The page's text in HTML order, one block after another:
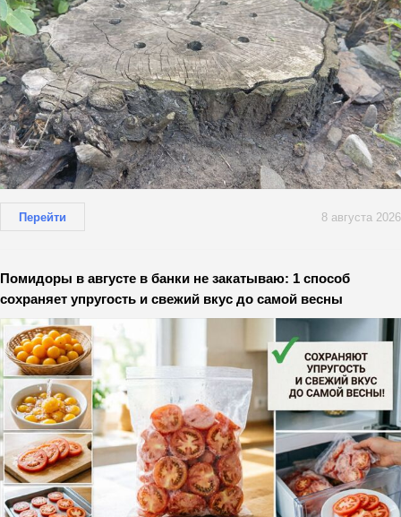
Перейти 8 августа 2026
Помидоры в августе в банки не закатываю: 1 способ
сохраняет упругость и свежий вкус до самой весны